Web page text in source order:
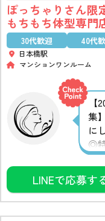
ぽっちゃりさん限
もちもち体型専
30代歓迎 40代
日本橋駅
マンションワンルーム
集
に
◎
の
方
貰
ち
一
LINEで応募す